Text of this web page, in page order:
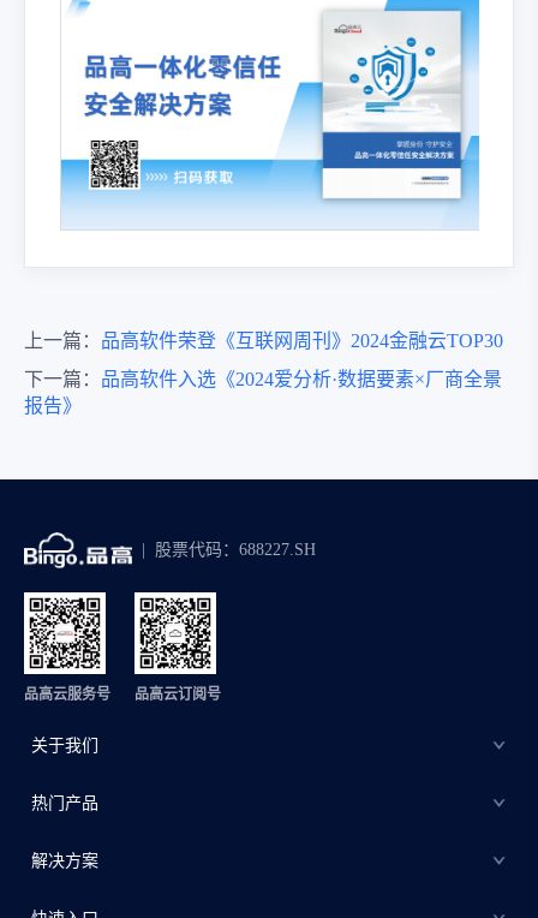
上一篇： 品高软件荣登《互联网周刊》2024金融云TOP30
下一篇： 品高软件入选《2024爱分析·数据要素×厂商全景
报告》
股票代码：688227.SH
品高云服务号 品高云订阅号
关于我们
热门产品
解决方案